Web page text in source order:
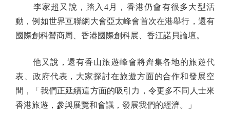
李家超又說，踏入4月，香港仍會有很多大型活
動，例如世界互聯網大會亞太峰會首次在港舉行，還有
國際創科營商周、香港國際創科展、香江諾貝論壇。
他又說，還有香山旅遊峰會將齊集各地的旅遊代
表、政府代表，大家探討在旅遊方面的合作和發展空
間，「我們正延續這方面的吸引力，令更多不同人士來
香港旅遊，參與展覽和會議，發展我們的經濟。」